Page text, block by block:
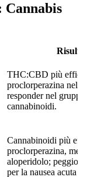
Cannabis
Risultato
THC:CBD più efficace
proclorperazina nella
responder nel gruppo dei
cannabinoidi.
Cannabinoidi più
proclorperazina,
aloperidolo; peggiori di
per la nausea acuta